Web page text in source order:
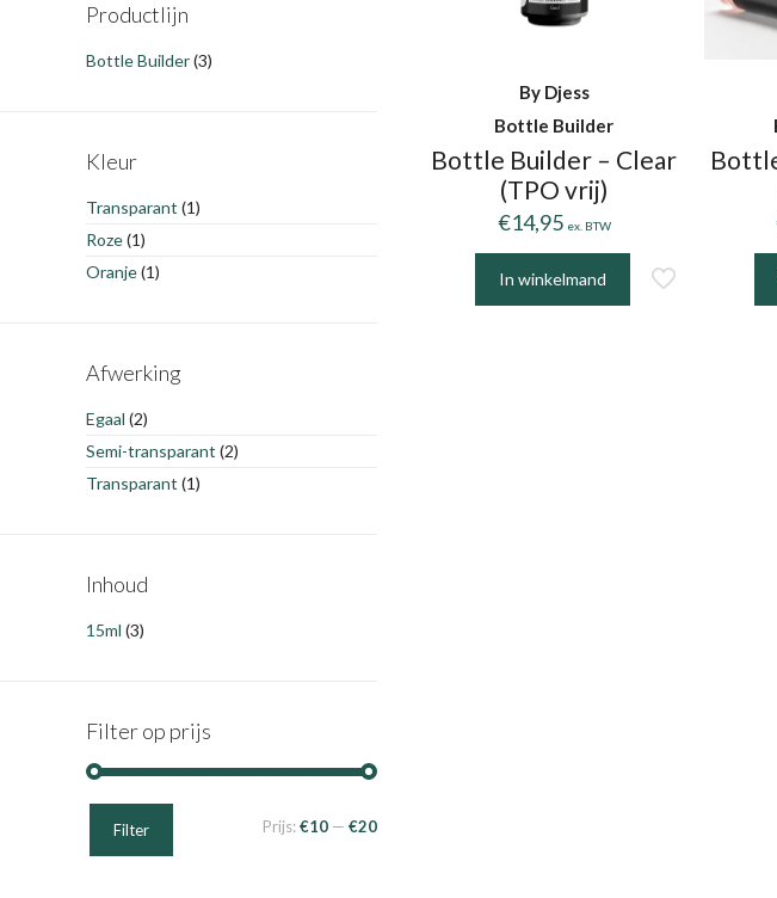
By Djess
Bottle Builder
Bottle Builder – Clear
(TPO vrij)
€14,95 ex. BTW
In winkelmand
Productlijn
Bottle Builder(3)
Kleur
Transparant (1)
Roze(1)
Oranje(1)
Afwerking
Egaal (2)
Semi-transparant (2)
Transparant (1)
Inhoud
15ml (3)
Filter op prijs
Filter Prijs:€10 —€20